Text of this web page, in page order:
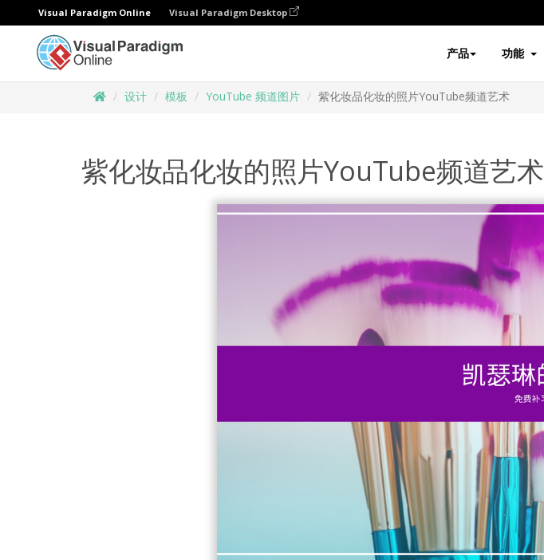
Visual Paradigm Online Visual Paradigm Desktop
产品 功能
设计 模板 YouTube 频道图片 紫化妆品化妆的照片YouTube频道艺术
紫化妆品化妆的照片YouTube频道艺术